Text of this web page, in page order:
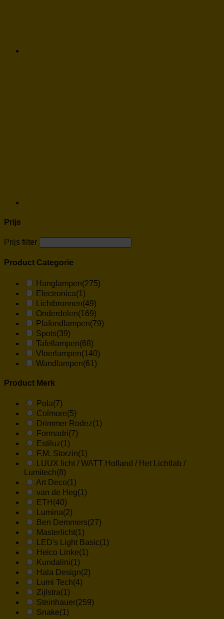
Prijs
Prijs filter
Product Categorie
Hanglampen(275)
Electronica(1)
Lichtbronnen(49)
Onderdelen(169)
Plafondlampen(79)
Spots(39)
Tafellampen(68)
Vloerlampen(140)
Wandlampen(61)
Product Merk
Pola(7)
Colmore(5)
Drimmer Rodez(1)
Formadri(7)
Estiluz(1)
F.M. Storzin(1)
LUUX licht / WATT Holland / Het Lichtlab /
Lumitech(8)
Art Deco(1)
van de Heg(1)
ETH (40)
Lumina(2)
Ben Demmers(27)
Masterlicht(1)
LED's Light Basic(1)
Heico Linke(1)
Kundalini(1)
Hala Design(2)
Lumi Tech(4)
Zijlstra(1)
Steinhauer(259)
Snake(1)